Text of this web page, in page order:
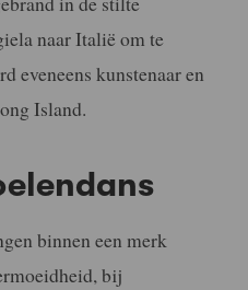
naar Italië om te
eveneens kunstenaar en
Island.
binnen een merk
bij